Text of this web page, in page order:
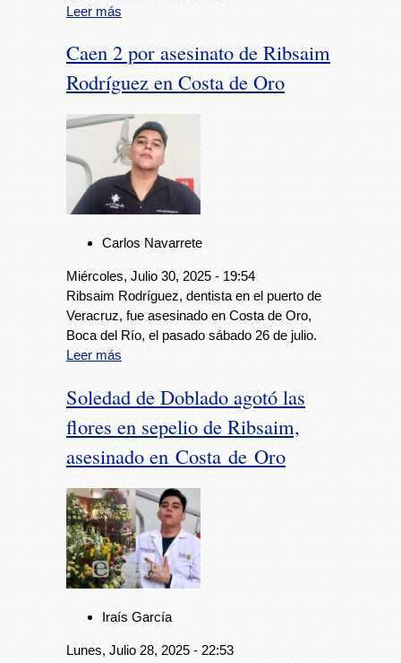
Leer más
Caen 2 por asesinato de Ribsaim
Rodríguez en Costa de Oro
Carlos Navarrete
Miércoles, Julio 30, 2025 - 19:54
Ribsaim Rodríguez, dentista en el puerto de
Veracruz, fue asesinado en Costa de Oro,
Boca del Río, el pasado sábado 26 de julio.
Leer más
Soledad de Doblado agotó las
flores en sepelio de Ribsaim,
asesinado en Costa de Oro
Iraís García
Lunes, Julio 28, 2025 - 22:53